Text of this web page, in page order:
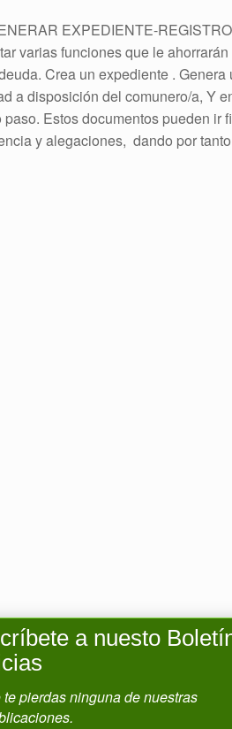
EXPEDIENTE-
varias funciones que le
Crea un expediente . Genera
a disposición del comunero/a, Y
Estos documentos pueden ir
y alegaciones, dando por
a nuesto
te pierdas ninguna de nuestras